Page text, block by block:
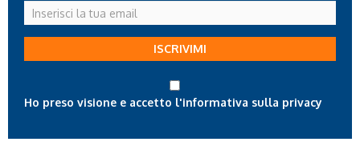
Inserisci
la
tua
ISCRIVIMI
Ho preso visione e accetto l'informativa sulla privacy